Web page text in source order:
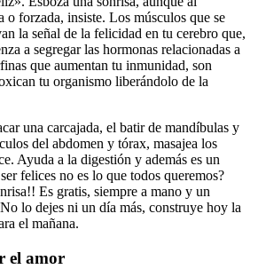
o forzada, insiste. Los músculos que se
la señal de la felicidad en tu cerebro que,
a segregar las hormonas relacionadas a
que aumentan tu inmunidad, son
tu organismo liberándolo de la
una carcajada, el batir de mandíbulas y
del abdomen y tórax, masajea los
Ayuda a la digestión y además es un
felices no es lo que todos queremos?
Es gratis, siempre a mano y un
lo dejes ni un día más, construye hoy la
el mañana.
el amor